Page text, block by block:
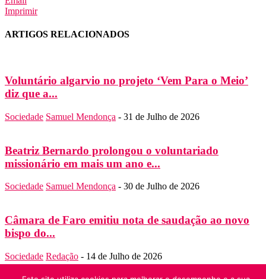
Imprimir
ARTIGOS RELACIONADOS
Voluntário algarvio no projeto ‘Vem Para o Meio’
diz que a...
Sociedade Samuel Mendonça - 31 de Julho de 2026
Beatriz Bernardo prolongou o voluntariado
missionário em mais um ano e...
Sociedade Samuel Mendonça - 30 de Julho de 2026
Câmara de Faro emitiu nota de saudação ao novo
bispo do...
Sociedade Redação - 14 de Julho de 2026